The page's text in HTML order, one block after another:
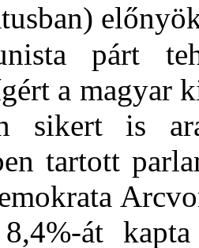
párt
a magyar
sikert is
tartott
8,4%-át